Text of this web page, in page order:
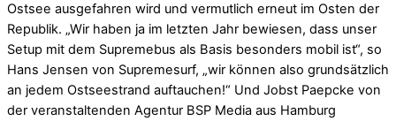
Ostsee ausgefahren wird und vermutlich erneut im Osten der
Republik. „Wir haben ja im letzten Jahr bewiesen, dass unser
Setup mit dem Supremebus als Basis besonders mobil ist“, so
Hans Jensen von Supremesurf, „wir können also grundsätzlich
an jedem Ostseestrand auftauchen!“ Und Jobst Paepcke von
der veranstaltenden Agentur BSP Media aus Hamburg